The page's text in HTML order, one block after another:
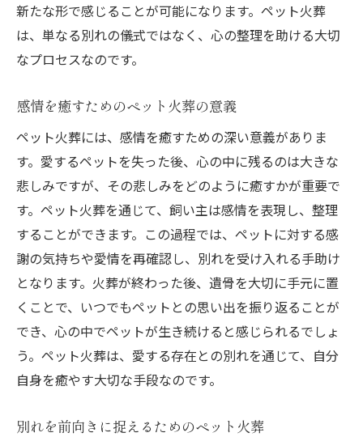
新たな形で感じることが可能になります。ペット火葬
は、単なる別れの儀式ではなく、心の整理を助ける大切
なプロセスなのです。
感情を癒すためのペット火葬の意義
ペット火葬には、感情を癒すための深い意義がありま
す。愛するペットを失った後、心の中に残るのは大きな
悲しみですが、その悲しみをどのように癒すかが重要で
す。ペット火葬を通じて、飼い主は感情を表現し、整理
することができます。この過程では、ペットに対する感
謝の気持ちや愛情を再確認し、別れを受け入れる手助け
となります。火葬が終わった後、遺骨を大切に手元に置
くことで、いつでもペットとの思い出を振り返ることが
でき、心の中でペットが生き続けると感じられるでしょ
う。ペット火葬は、愛する存在との別れを通じて、自分
自身を癒やす大切な手段なのです。
別れを前向きに捉えるためのペット火葬